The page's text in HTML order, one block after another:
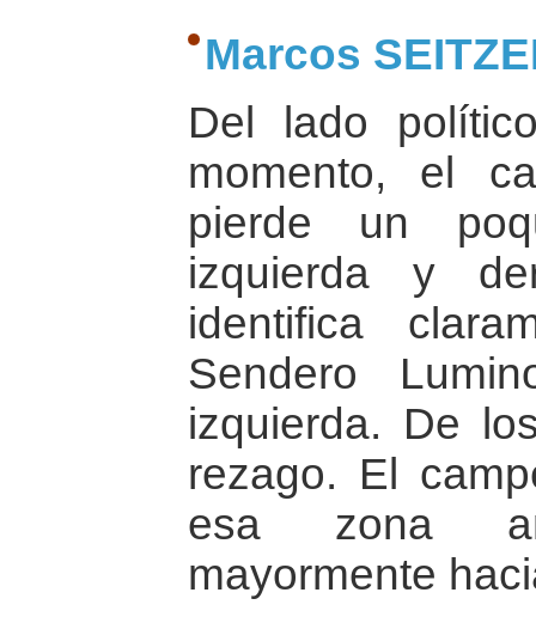
Marcos
Del lado
momento, el
pierde un
izquierda y
identifica
Sendero
izquierda. De
rezago. El
esa zona
mayormente